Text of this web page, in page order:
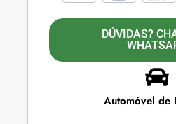
DÚVIDAS?
Automóvel de